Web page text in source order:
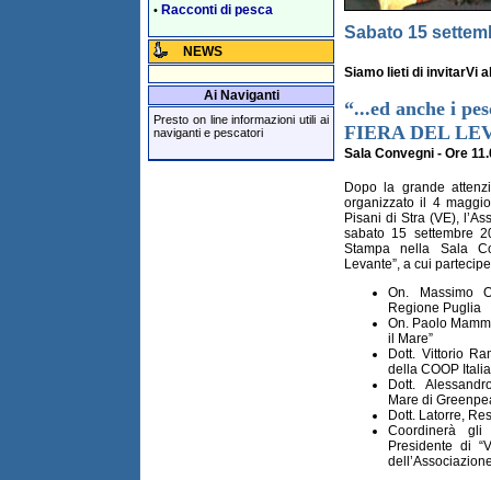
• Racconti di pesca
NEWS
Ai Naviganti
Presto on line informazioni utili ai
naviganti e pescatori
Sabato 15
Siamo lieti di invitarVi
“...ed anche i
FIERA DEL
Sala Convegni - Ore
Dopo la grande
organizzato il 4
Pisani di Stra (VE),
sabato 15 settembre
Stampa nella Sala
Levante”, a cui
On. Massimo
Regione Puglia
On. Paolo
il Mare”
Dott. Vittorio
della COOP Italia
Dott.
Mare di
Dott. Latorre,
Coordinerà
Presidente di